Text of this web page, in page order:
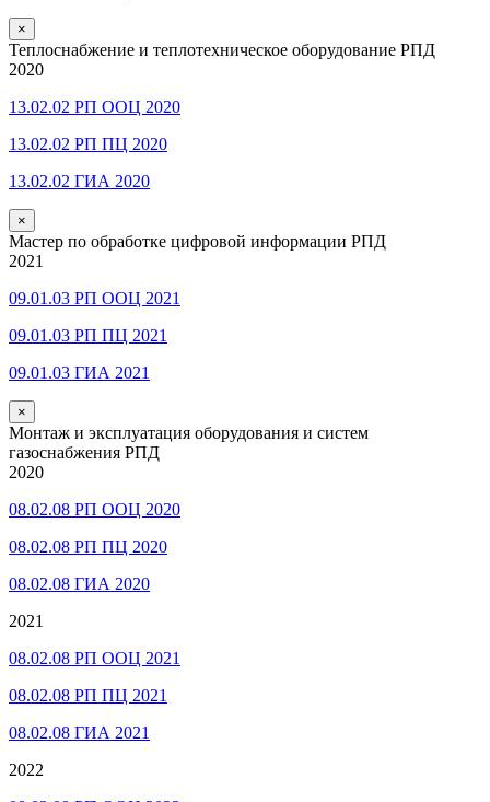
×
Теплоснабжение и теплотехническое оборудование РПД
2020
13.02.02 РП ООЦ 2020
13.02.02 РП ПЦ 2020
13.02.02 ГИА 2020
×
Мастер по обработке цифровой информации РПД
2021
09.01.03 РП ООЦ 2021
09.01.03 РП ПЦ 2021
09.01.03 ГИА 2021
×
Монтаж и эксплуатация оборудования и систем
газоснабжения РПД
2020
08.02.08 РП ООЦ 2020
08.02.08 РП ПЦ 2020
08.02.08 ГИА 2020
2021
08.02.08 РП ООЦ 2021
08.02.08 РП ПЦ 2021
08.02.08 ГИА 2021
2022